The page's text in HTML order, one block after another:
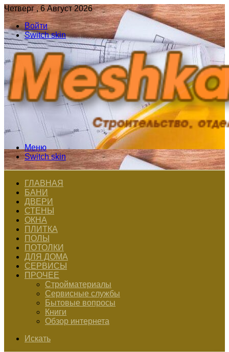
Четверг , 6 Август 2026
Войти
Switch skin
Меню
Switch skin
ГЛАВНАЯ
БАНИ
ДВЕРИ
СТЕНЫ
ОКНА
ПЛИТКА
ПОЛЫ
ПОТОЛКИ
ДЛЯ ДОМА
СЕРВИСЫ
ПРОЧЕЕ
Стройматериалы
Сервисные службы
Бытовые вопросы
Книги
Обзор интернета
Искать